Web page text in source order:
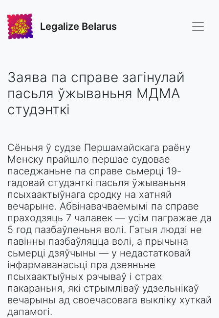
Legalize Belarus
Заява па справе загінулай
пасьля ўжываньня МДМА
студэнткі
Сёньня ў судзе Першамайскага раёну
Менску прайшло першае судовае
паседжаньне па справе сьмерці 19-
гадовай студэнткі пасьля ўжываньня
псыхаактыўнага сродку на хатняй
вечарыне. Абвінавачваемымі па справе
праходзяць 7 чалавек — усім пагражае да
5 год пазбаўленьня волі. Гэтыя людзі не
павінны пазбаўляцца волі, а прычына
сьмерці дзяўчыны — у недастатковай
інфармаванасьці пра дзеяньне
псыхаактыўных рэчываў і страх
пакараньня, які стрымліваў удзельнікаў
вечарыны ад своечасовага выкліку хуткай
дапамогі.